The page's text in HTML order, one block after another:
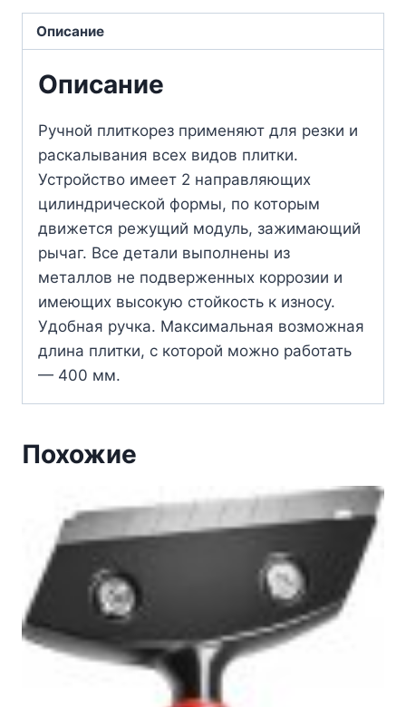
Описание
Описание
Ручной плиткорез применяют для резки и
раскалывания всех видов плитки.
Устройство имеет 2 направляющих
цилиндрической формы, по которым
движется режущий модуль, зажимающий
рычаг. Все детали выполнены из
металлов не подверженных коррозии и
имеющих высокую стойкость к износу.
Удобная ручка. Максимальная возможная
длина плитки, с которой можно работать
— 400 мм.
Похожие